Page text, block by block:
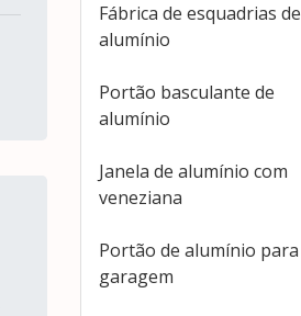
Fábrica de esquadrias de
alumínio
Portão basculante de
alumínio
Janela de alumínio com
veneziana
Portão de alumínio para
garagem